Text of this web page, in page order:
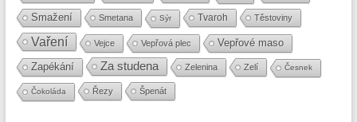
Smažení
Smetana Sýr Tvaroh Těstoviny
Vaření Vejce Vepřová plec
Vepřové maso
Zapékání
Za studena Zelenina Zelí Česnek
Čokoláda Řezy Špenát